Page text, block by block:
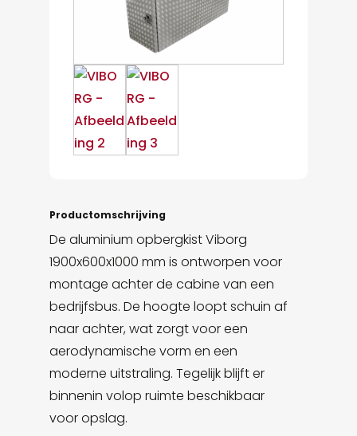
Productomschrijving
De aluminium opbergkist Viborg
1900x600x1000 mm is ontworpen voor
montage achter de cabine van een
bedrijfsbus. De hoogte loopt schuin af
naar achter, wat zorgt voor een
aerodynamische vorm en een
moderne uitstraling. Tegelijk blijft er
binnenin volop ruimte beschikbaar
voor opslag.